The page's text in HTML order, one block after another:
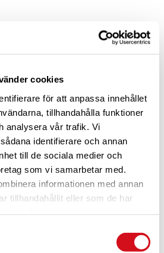
cookies
för att anpassa innehållet
tillhandahålla funktioner
analysera vår trafik. Vi
identifierare och annan
till de sociala medier och
som vi samarbetar med.
informationen med annan
tillhandahållit eller som de har
ny medlemTa del av alla förmåner.
Bli medlem idag.